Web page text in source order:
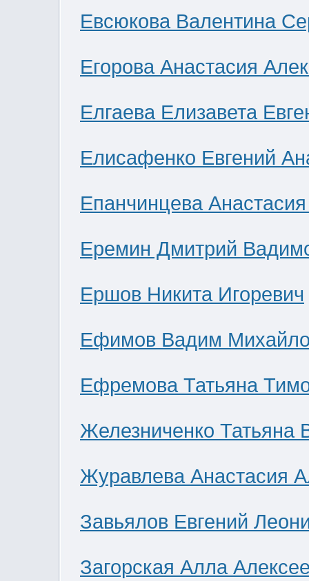
Евсюкова Валентина
Егорова Анастасия
Елгаева Елизавета
Елисафенко Евгений
Епанчинцева
Еремин Дмитрий
Ершов Никита Игоревич
Ефимов Вадим
Ефремова Татьяна
Железниченко Татьяна
Журавлева Анастасия
Завьялов Евгений
Загорская Алла